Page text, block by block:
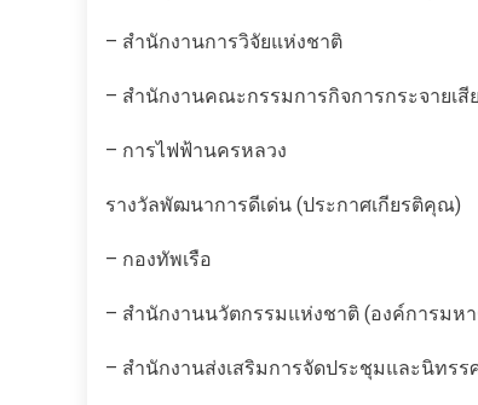
– สำนักงานการวิจัยแห่งชาติ
– สำนักงานคณะกรรมการกิจการกระจายเ
– การไฟฟ้านครหลวง
รางวัลพัฒนาการดีเด่น (ประกาศเกียรติคุณ)
– กองทัพเรือ
– สำนักงานนวัตกรรมแห่งชาติ (องค์การมห
– สำนักงานส่งเสริมการจัดประชุมและนิทร